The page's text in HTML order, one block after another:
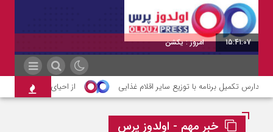
15:41:08 امروز : یکشنبه, ۱۸ مرداد , ۱۴۰۵
تکمیل برنامه با توزیع سایر اقلام غذایی از احیای دریاچه تا بحران
خبر مهم - اولدوز پرس